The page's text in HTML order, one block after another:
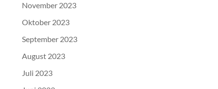
November 2023
Oktober 2023
September 2023
August 2023
Juli 2023